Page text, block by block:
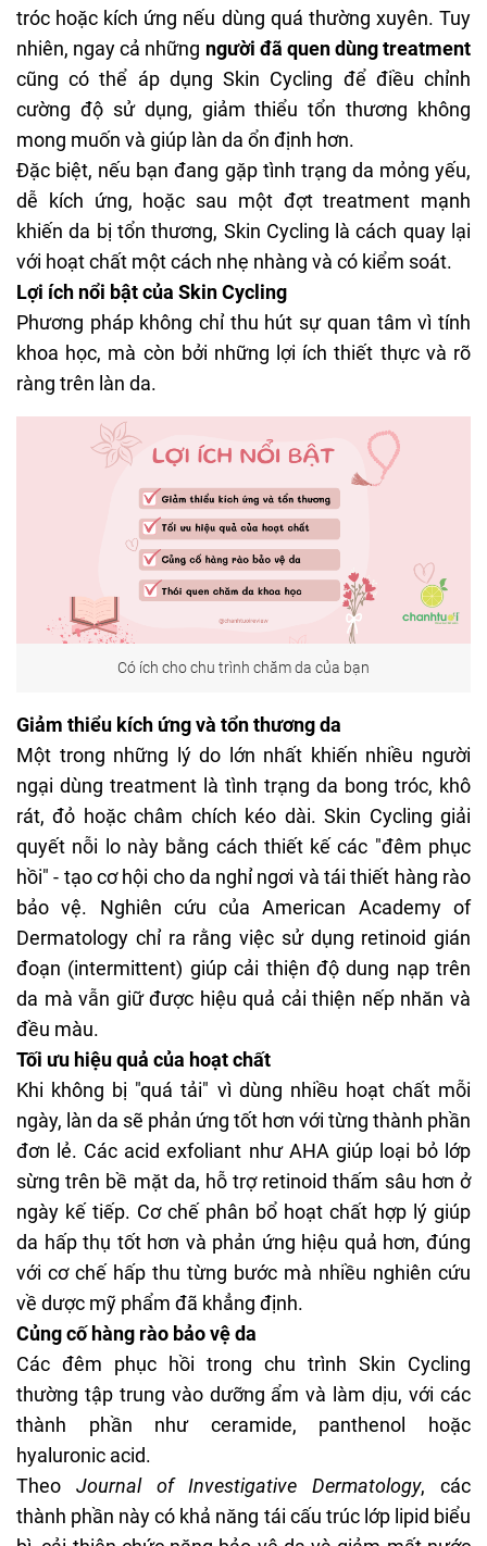
tróc hoặc kích ứng nếu dùng quá thường xuyên. Tuy
nhiên, ngay cả những người đã quen dùngtreatment
cũng có thể áp dụng Skin Cycling để điều chỉnh
cường độ sử dụng, giảm thiểu tổn thương không
mong muốn và giúp làn da ổn định hơn.
Đặc biệt, nếu bạn đang gặp tình trạng da mỏng yếu,
dễ kích ứng, hoặc sau một đợt treatment mạnh
khiến da bị tổn thương, Skin Cycling là cách quay lại
với hoạt chất một cách nhẹ nhàng và có kiểm soát.
Lợi ích nổi bật của Skin Cycling
Phương pháp không chỉ thu hút sự quan tâm vì tính
khoa học, mà còn bởi những lợi ích thiết thực và rõ
ràng trên làn da.
Có ích cho chu trình chăm da của bạn
Giảm thiểu kích ứng và tổn thương da
Một trong những lý do lớn nhất khiến nhiều người
ngại dùng treatment là tình trạng da bong tróc, khô
rát, đỏ hoặc châm chích kéo dài. Skin Cycling giải
quyết nỗi lo này bằng cách thiết kế các "đêm phục
hồi" - tạo cơ hội cho da nghỉ ngơi và tái thiết hàng rào
bảo vệ. Nghiên cứu của American Academy of
Dermatology chỉ ra rằng việc sử dụng retinoid gián
đoạn (intermittent) giúp cải thiện độ dung nạp trên
da mà vẫn giữ được hiệu quả cải thiện nếp nhăn và
đều màu.
Tối ưu hiệu quả của hoạt chất
Khi không bị "quá tải" vì dùng nhiều hoạt chất mỗi
ngày, làn da sẽ phản ứng tốt hơn với từng thành phần
đơn lẻ. Các acid exfoliant như AHA giúp loại bỏ lớp
sừng trên bề mặt da, hỗ trợ retinoid thấm sâu hơn ở
ngày kế tiếp. Cơ chế phân bổ hoạt chất hợp lý giúp
da hấp thụ tốt hơn và phản ứng hiệu quả hơn, đúng
với cơ chế hấp thu từng bước mà nhiều nghiên cứu
về dược mỹ phẩm đã khẳng định.
Củng cố hàng rào bảo vệ da
Các đêm phục hồi trong chu trình Skin Cycling
thường tập trung vào dưỡng ẩm và làm dịu, với các
thành phần như ceramide, panthenol hoặc
hyaluronic acid.
Theo Journal of Investigative Dermatology, các
thành phần này có khả năng tái cấu trúc lớp lipid biểu